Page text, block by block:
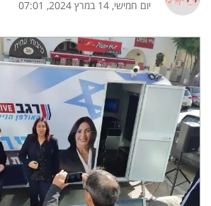
יום חמישי, 14 במרץ 2024, 07:01